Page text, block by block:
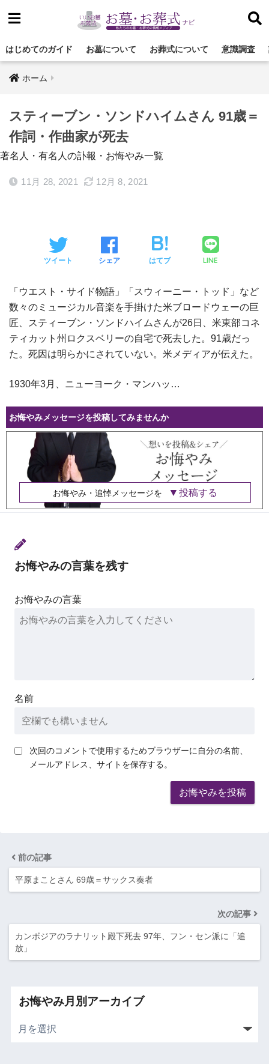
はじめてのガイド お墓について お葬式について 意識調査
ホーム
スティーブン・ソンドハイムさん 91歳＝
作詞・作曲家が死去
著名人・有名人の訃報・お悔やみ一覧
11月 28, 2021 12月 8, 2021
ツイート シェア はてブ LINE
「ウエスト・サイド物語」「スウィーニー・トッド」など
数々のミュージカル音楽を手掛けた米ブロードウェーの巨
匠、スティーブン・ソンドハイムさんが26日、米東部コネ
ティカット州ロクスベリーの自宅で死去した。91歳だっ
た。死因は明らかにされていない。米メディアが伝えた。
1930年3月、ニューヨーク・マンハッ…
お悔やみメッセージを投稿してみませんか
お悔やみ・追悼メッセージを 投稿する
お悔やみの言葉を残す
お悔やみの言葉
名前
次回のコメントで使用するためブラウザーに自分の名前、
メールアドレス、サイトを保存する。
前の記事
平原まことさん 69歳＝サックス奏者
次の記事
カンボジアのラナリット殿下死去 97年、フン・セン派に「追
放」
お悔やみ月別アーカイブ